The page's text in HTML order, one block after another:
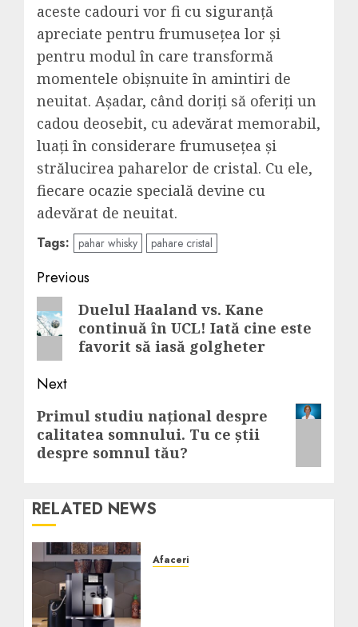
aceste cadouri vor fi cu siguranță
apreciate pentru frumusețea lor și
pentru modul în care transformă
momentele obișnuite în amintiri de
neuitat. Așadar, când doriți să oferiți un
cadou deosebit, cu adevărat memorabil,
luați în considerare frumusețea și
strălucirea paharelor de cristal. Cu ele,
fiecare ocazie specială devine cu
adevărat de neuitat.
Tags: pahar whisky pahare cristal
Post
navigation
Previous
Previous
post:
Duelul Haaland vs. Kane
continuă în UCL! Iată cine este
favorit să iasă golgheter
Next
Next
post:
Primul studiu național despre
calitatea somnului. Tu ce știi
despre somnul tău?
RELATED NEWS
Afaceri